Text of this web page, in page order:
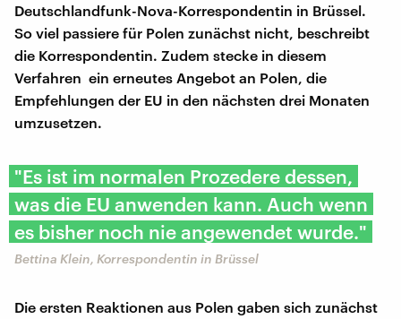
Deutschlandfunk-Nova-Korrespondentin in Brüssel.
So viel passiere für Polen zunächst nicht, beschreibt
die Korrespondentin. Zudem stecke in diesem
Verfahren ein erneutes Angebot an Polen, die
Empfehlungen der EU in den nächsten drei Monaten
umzusetzen.
"Es ist im normalen Prozedere dessen,
was die EU anwenden kann. Auch wenn
es bisher noch nie angewendet wurde."
Bettina Klein, Korrespondentin in Brüssel
Die ersten Reaktionen aus Polen gaben sich zunächst